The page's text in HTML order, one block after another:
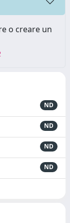
o creare un
ND
ND
ND
ND